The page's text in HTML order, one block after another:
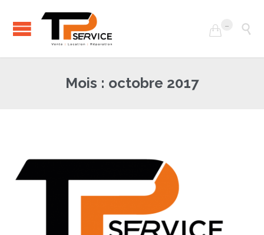
 
Mois : octobre 2017